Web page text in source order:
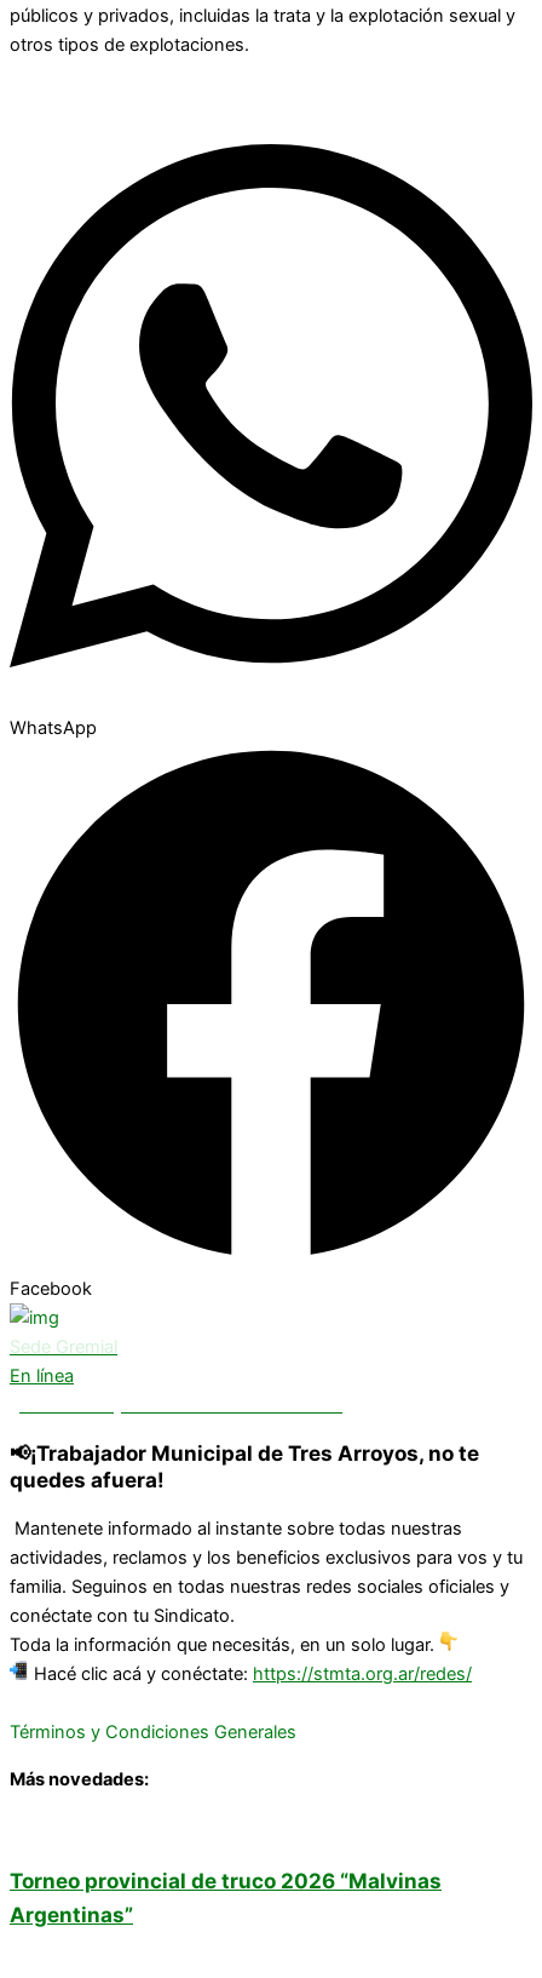
públicos y privados, incluidas la trata y la explotación sexual y
otros tipos de explotaciones.
WhatsApp
Facebook
Sede Gremial
En línea
📢¡Trabajador Municipal de Tres Arroyos, no te
quedes afuera!
Mantenete informado al instante sobre todas nuestras
actividades, reclamos y los beneficios exclusivos para vos y tu
familia. Seguinos en todas nuestras redes sociales oficiales y
conéctate con tu Sindicato.
Toda la información que necesitás, en un solo lugar.
Hacé clic acá y conéctate: https://stmta.org.ar/redes/
Términos y Condiciones Generales
Más novedades:
Torneo provincial de truco 2026 “Malvinas
Argentinas”